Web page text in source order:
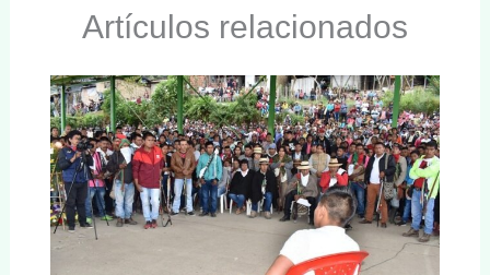
Artículos relacionados